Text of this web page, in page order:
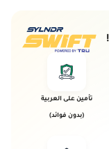
تأمين على العربية
(بدون فوائد)